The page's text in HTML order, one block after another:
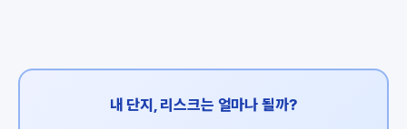
내 단지, 리스크는 얼마나 될까?